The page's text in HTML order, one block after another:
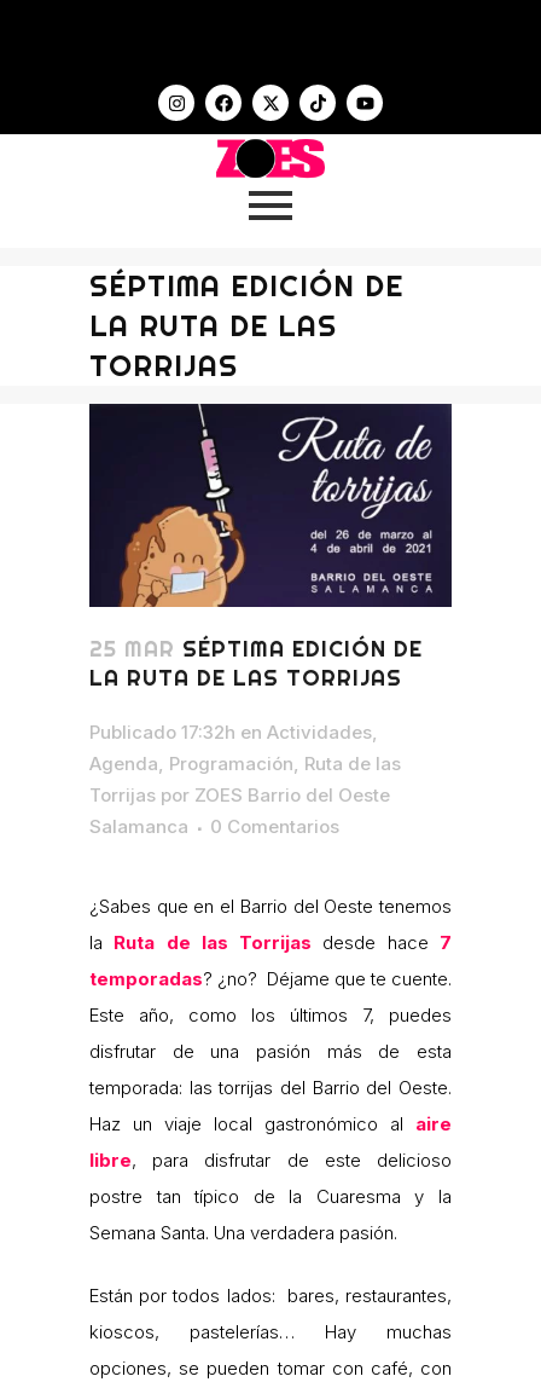
SÉPTIMA EDICIÓN DE
LA RUTA DE LAS
TORRIJAS
25 MAR SÉPTIMA EDICIÓN DE
LA RUTA DE LAS TORRIJAS
Publicado 17:32h en Actividades,
Agenda, Programación, Ruta de las
Torrijas por ZOES Barrio del Oeste
Salamanca
0 Comentarios
¿Sabes que en el Barrio del Oeste tenemos
la Ruta de las Torrijas desde hace 7
temporadas? ¿no? Déjame que te cuente.
Este año, como los últimos 7, puedes
disfrutar de una pasión más de esta
temporada: las torrijas del Barrio del Oeste.
Haz un viaje local gastronómico al aire
libre, para disfrutar de este delicioso
postre tan típico de la Cuaresma y la
Semana Santa. Una verdadera pasión.
Están por todos lados: bares, restaurantes,
kioscos, pastelerías… Hay muchas
opciones, se pueden tomar con café, con